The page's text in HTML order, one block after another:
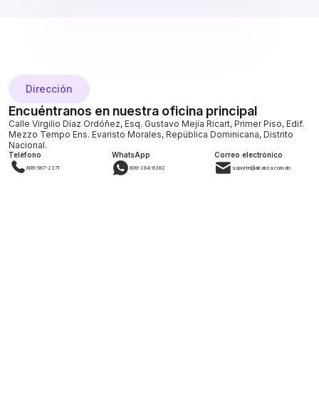
Dirección
Encuéntranos en nuestra oficina principal
Calle Virgilio Díaz Ordóñez, Esq. Gustavo Mejía Ricart, Primer Piso, Edif.
Mezzo Tempo Ens. Evaristo Morales, República Dominicana, Distrito
Nacional.
Teléfono
809-567-2371
WhatsApp
809-284-6382
Correo electrónico
soporte@alcanza.com.do